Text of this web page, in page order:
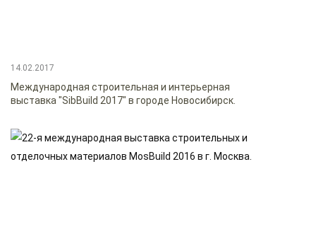
14.02.2017
Международная строительная и интерьерная
выставка "SibBuild 2017" в городе Новосибирск.